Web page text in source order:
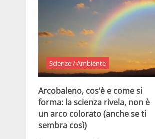
Scienze / Ambiente
Arcobaleno, cos’è e come si
forma: la scienza rivela, non è
un arco colorato (anche se ti
sembra così)